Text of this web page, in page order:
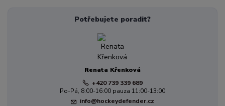
Potřebujete poradit?
Renata Křenková
+420 739 339 689
Po-Pá, 8:00-16:00 pauza 11:00-13:00
info@hockeydefender.cz